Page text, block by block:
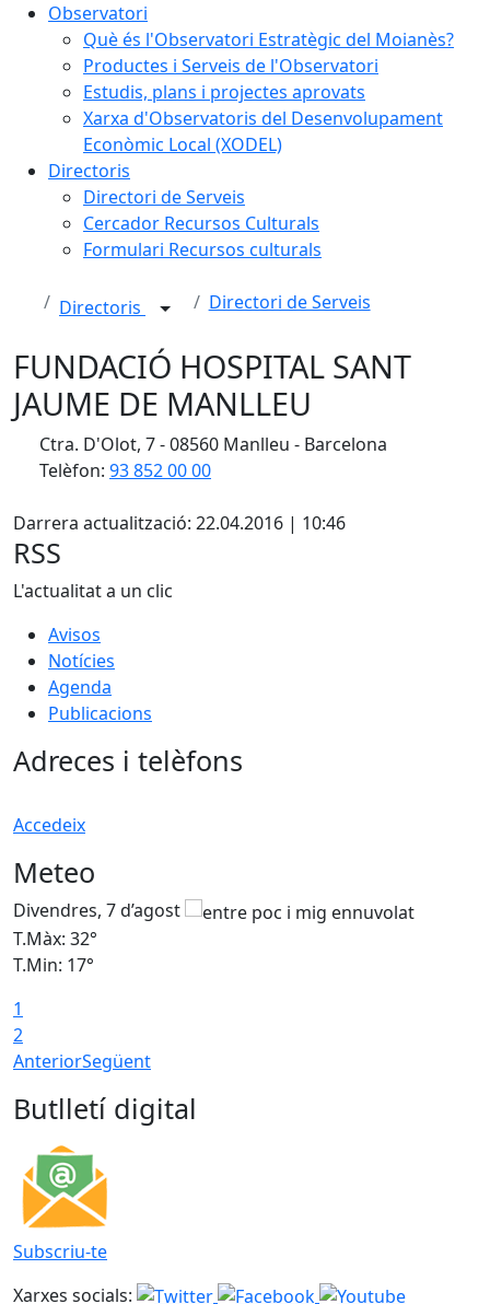
Observatori
Què és l'Observatori Estratègic del Moianès?
Productes i Serveis de l'Observatori
Estudis, plans i projectes aprovats
Xarxa d'Observatoris del Desenvolupament
Econòmic Local (XODEL)
Directoris
Directori de Serveis
Cercador Recursos Culturals
Formulari Recursos culturals
Directoris Directori de Serveis
FUNDACIÓ HOSPITAL SANT
JAUME DE MANLLEU
Ctra. D'Olot, 7 - 08560 Manlleu - Barcelona
Telèfon: 93 852 00 00
Darrera actualització: 22.04.2016 | 10:46
RSS
L'actualitat a un clic
Avisos
Notícies
Agenda
Publicacions
Adreces i telèfons
Accedeix
Meteo
Divendres, 7 d’agost
T.Màx: 32°
T.Min: 17°
1
2
AnteriorSegüent
Butlletí digital
Subscriu-te
Xarxes socials: